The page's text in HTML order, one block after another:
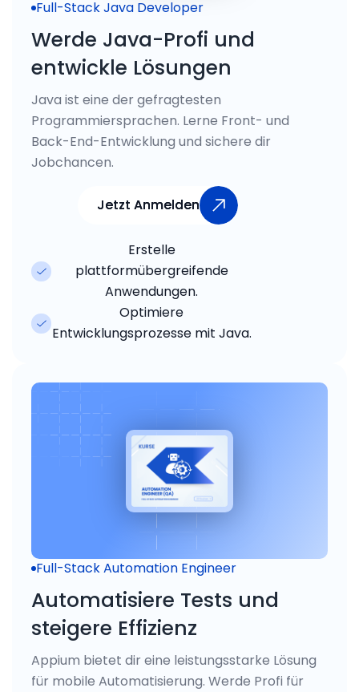
Full-Stack Java Developer
Werde Java-Profi und
entwickle Lösungen
Java ist eine der gefragtesten
Programmiersprachen. Lerne Front- und
Back-End-Entwicklung und sichere dir
Jobchancen.
Jetzt Anmelden
Jetzt Anmelden
Erstelle
plattformübergreifende
Anwendungen.
Optimiere
Entwicklungsprozesse mit Java.
Full-Stack Automation Engineer
Automatisiere Tests und
steigere Effizienz
Appium bietet dir eine leistungsstarke Lösung
für mobile Automatisierung. Werde Profi für